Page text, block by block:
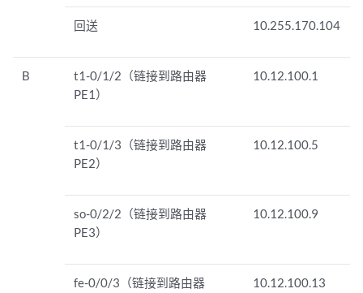
回送 10.255.170.104
B
t1-0/1/2（链接到路由器
PE1）
10.12.100.1
t1-0/1/3（链接到路由器
PE2）
10.12.100.5
so-0/2/2（链接到路由器
PE3）
10.12.100.9
fe-0/0/3（链接到路由器
10.12.100.13